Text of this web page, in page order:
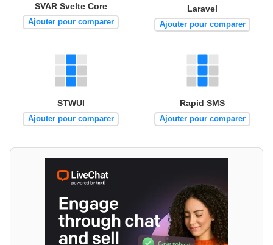
SVAR Svelte Core
Ajouter pour comparer
Laravel
Ajouter pour comparer
STWUI
Ajouter pour comparer
Rapid SMS
Ajouter pour comparer